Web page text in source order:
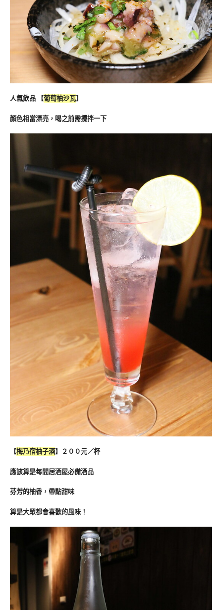
人氣飲品 【葡萄柚沙瓦】
顏色相當漂亮，喝之前需攪拌一下
【梅乃宿柚子酒】２００元／杯
應該算是每間居酒屋必備酒品
芬芳的柚香，帶點甜味
算是大眾都會喜歡的風味！